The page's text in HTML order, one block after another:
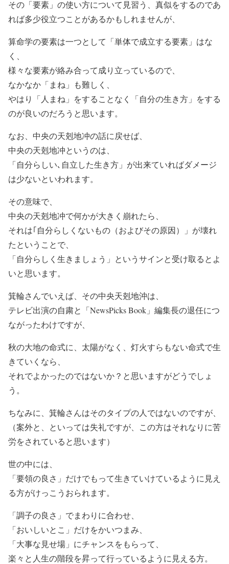
その「要素」の使い方について見習う、真似をするのであ
れば多少役立つことがあるかもしれませんが、
算命学の要素は一つとして「単体で成立する要素」はな
く、
様々な要素が絡み合って成り立っているので、
なかなか「まね」も難しく、
やはり「人まね」をすることなく「自分の生き方」をする
のが良いのだろうと思います。
なお、中央の天剋地冲の話に戻せば、
中央の天剋地冲というのは、
「自分らしい､自立した生き方」が出来ていればダメージ
は少ないといわれます。
その意味で、
中央の天剋地冲で何かが大きく崩れたら、
それは｢自分らしくないもの（およびその原因）」が壊れ
たということで、
「自分らしく生きましょう」というサインと受け取るとよ
いと思います。
箕輪さんでいえば、その中央天剋地沖は、
テレビ出演の自粛と「NewsPicks Book」編集長の退任につ
ながったわけですが、
秋の大地の命式に、太陽がなく、灯火すらもない命式で生
きていくなら、
それでよかったのではないか？と思いますがどうでしょ
う。
ちなみに、箕輪さんはそのタイプの人ではないのですが、
（案外と、といっては失礼ですが、この方はそれなりに苦
労をされていると思います）
世の中には、
「要領の良さ」だけでもって生きていけているように見え
る方がけっこうおられます。
「調子の良さ」でまわりに合わせ、
「おいしいとこ」だけをかいつまみ、
「大事な見せ場」にチャンスをもらって、
楽々と人生の階段を昇って行っているように見える方。